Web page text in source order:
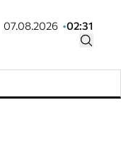
07.08.2026 02:31